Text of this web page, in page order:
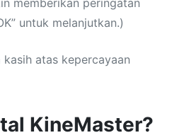
memberikan peringatan
untuk melanjutkan.)
kasih atas kepercayaan
KineMaster?